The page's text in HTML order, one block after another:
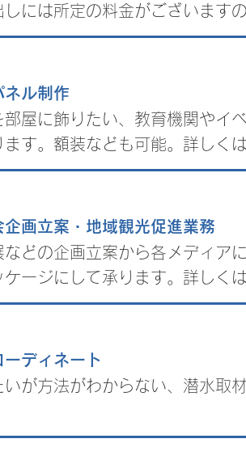
しには所定の料金がございます
ネル制作
部屋に飾りたい、教育機関やイ
ます。額装なども可能。詳しく
企画立案・​地域観光促進業務
などの企画立案から各メディア
ケージにして承ります。詳しく
ーディネート
いが方法がわからない、潜水取